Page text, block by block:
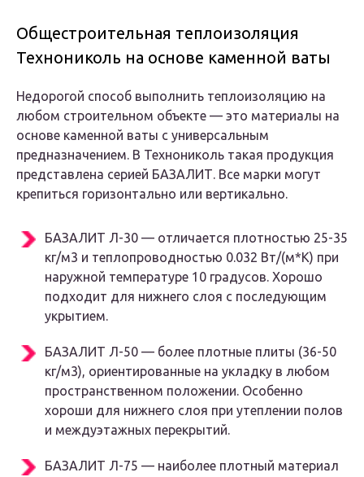
Общестроительная теплоизоляция
Технониколь на основе каменной ваты
Недорогой способ выполнить теплоизоляцию на
любом строительном объекте — это материалы на
основе каменной ваты с универсальным
предназначением. В Технониколь такая продукция
представлена серией БАЗАЛИТ. Все марки могут
крепиться горизонтально или вертикально.
БАЗАЛИТ Л-30 — отличается плотностью 25-35
кг/м3 и теплопроводностью 0.032 Вт/(м*К) при
наружной температуре 10 градусов. Хорошо
подходит для нижнего слоя с последующим
укрытием.
БАЗАЛИТ Л-50 — более плотные плиты (36-50
кг/м3), ориентированные на укладку в любом
пространственном положении. Особенно
хороши для нижнего слоя при утеплении полов
и междуэтажных перекрытий.
БАЗАЛИТ Л-75 — наиболее плотный материал